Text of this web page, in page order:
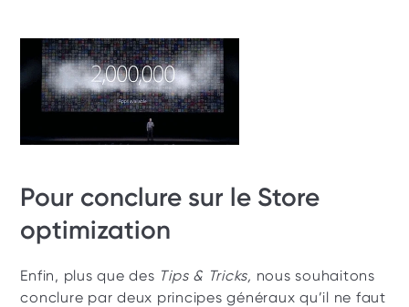
Pour conclure sur le Store
optimization
Enfin, plus que des Tips & Tricks, nous souhaitons
conclure par deux principes généraux qu’il ne faut